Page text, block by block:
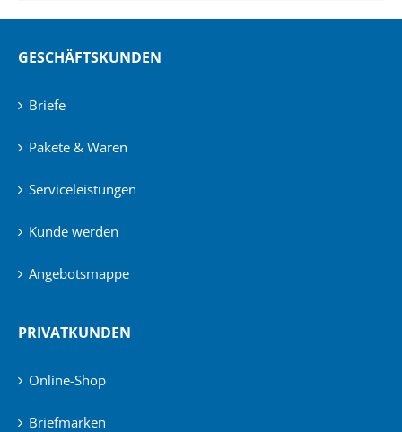
GESCHÄFTSKUNDEN
Briefe
Pakete & Waren
Serviceleistungen
Kunde werden
Angebotsmappe
PRIVATKUNDEN
Online-Shop
Briefmarken